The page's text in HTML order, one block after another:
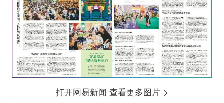
打开网易新闻 查看更多图片